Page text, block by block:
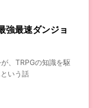
強最速ダンジョ
、TRPGの知識を駆
いう話